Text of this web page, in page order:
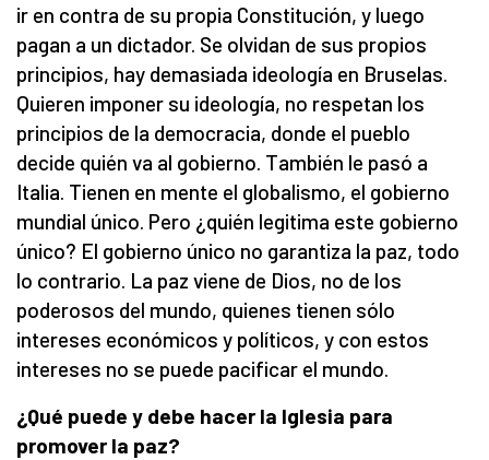
ir en contra de su propia Constitución, y luego
pagan a un dictador. Se olvidan de sus propios
principios, hay demasiada ideología en Bruselas.
Quieren imponer su ideología, no respetan los
principios de la democracia, donde el pueblo
decide quién va al gobierno. También le pasó a
Italia. Tienen en mente el globalismo, el gobierno
mundial único. Pero ¿quién legitima este gobierno
único? El gobierno único no garantiza la paz, todo
lo contrario. La paz viene de Dios, no de los
poderosos del mundo, quienes tienen sólo
intereses económicos y políticos, y con estos
intereses no se puede pacificar el mundo.
¿Qué puede y debe hacer la Iglesia para
promover la paz?